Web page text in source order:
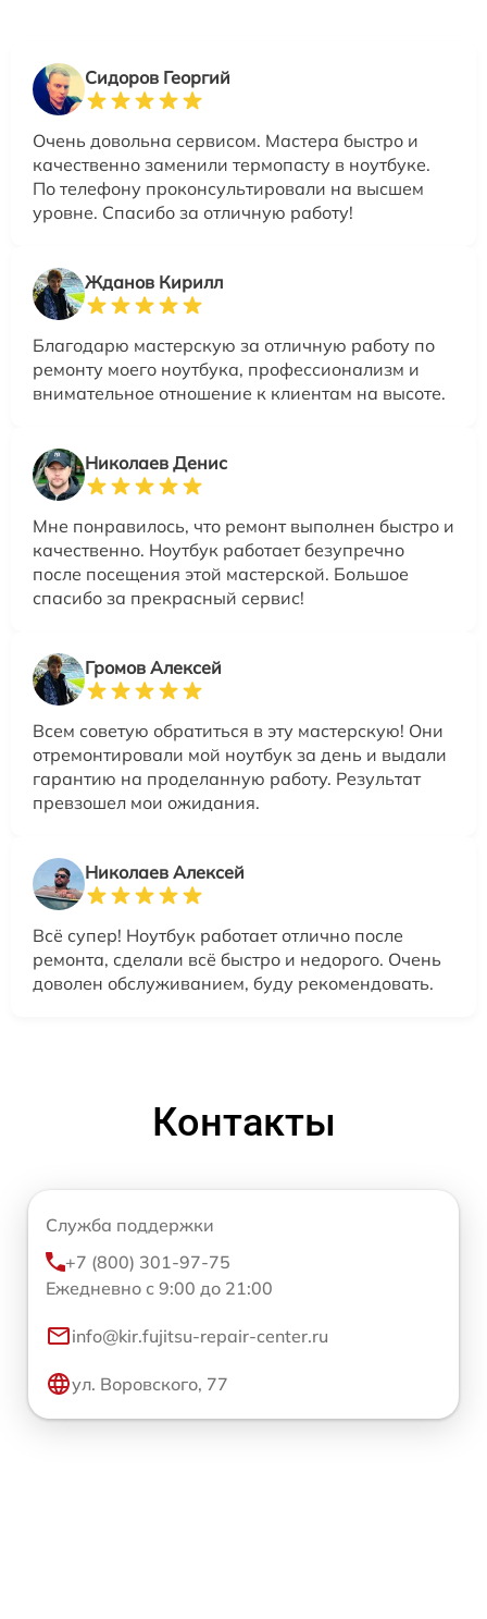
Сидоров Георгий
Очень довольна сервисом. Мастера быстро и
качественно заменили термопасту в ноутбуке.
По телефону проконсультировали на высшем
уровне. Спасибо за отличную работу!
Жданов Кирилл
Благодарю мастерскую за отличную работу по
ремонту моего ноутбука, профессионализм и
внимательное отношение к клиентам на высоте.
Николаев Денис
Мне понравилось, что ремонт выполнен быстро и
качественно. Ноутбук работает безупречно
после посещения этой мастерской. Большое
спасибо за прекрасный сервис!
Громов Алексей
Всем советую обратиться в эту мастерскую! Они
отремонтировали мой ноутбук за день и выдали
гарантию на проделанную работу. Результат
превзошел мои ожидания.
Николаев Алексей
Всё супер! Ноутбук работает отлично после
ремонта, сделали всё быстро и недорого. Очень
доволен обслуживанием, буду рекомендовать.
Контакты
Служба поддержки
+7 (800) 301-97-75
Ежедневно с 9:00 до 21:00
info@kir.fujitsu-repair-center.ru
ул. Воровского, 77